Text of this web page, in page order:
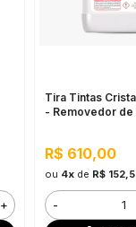
+
Tira Tintas
- Removedor de
R$ 610,00
ou 4xde R$
-